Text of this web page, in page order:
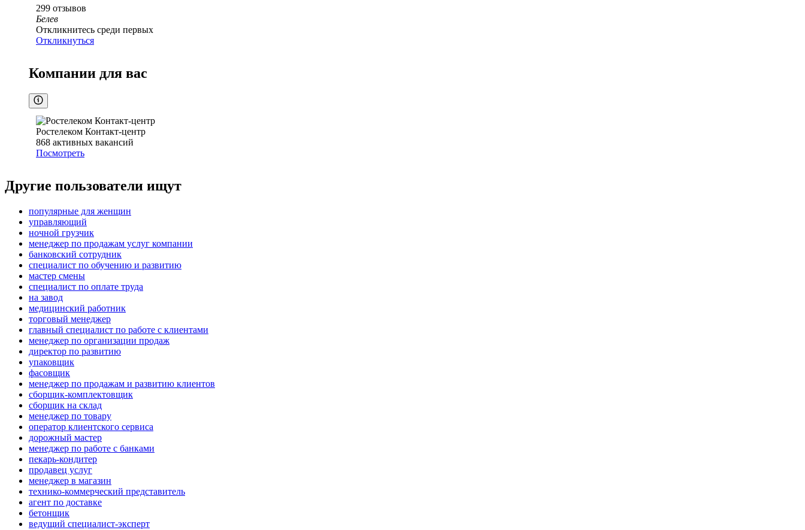
299 отзывов
Белев
Откликнитесь среди первых
Откликнуться
Компании для вас
Ростелеком Контакт-центр
868 активных вакансий
Посмотреть
Другие пользователи ищут
популярные для женщин
управляющий
ночной грузчик
менеджер по продажам услуг компании
банковский сотрудник
специалист по обучению и развитию
мастер смены
специалист по оплате труда
на завод
медицинский работник
торговый менеджер
главный специалист по работе с клиентами
менеджер по организации продаж
директор по развитию
упаковщик
фасовщик
менеджер по продажам и развитию клиентов
сборщик-комплектовщик
сборщик на склад
менеджер по товару
оператор клиентского сервиса
дорожный мастер
менеджер по работе с банками
пекарь-кондитер
продавец услуг
менеджер в магазин
технико-коммерческий представитель
агент по доставке
бетонщик
ведущий специалист-эксперт